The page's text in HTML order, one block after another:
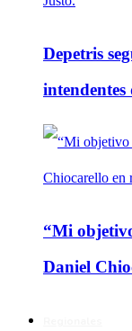
Depetris
intendentes
“Mi
Daniel